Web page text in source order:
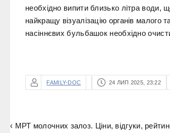
необхідно випити близько літра води,
найкращу візуалізацію органів
насіннєвих бульбашок необхідно
FAMILY-DOC 24 ЛИП 2025, 23:22
‹ МРТ молочних залоз. Ціни, відгуки,